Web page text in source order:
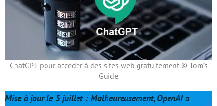
ChatGPT pour accéder à des sites web gratuitement © Tom’s
Guide
Mise à jour le 5 juillet : Malheureusement, OpenAI a